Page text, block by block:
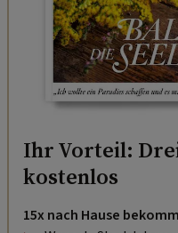
Ihr Vorteil:
kostenlos
15x nach Hause